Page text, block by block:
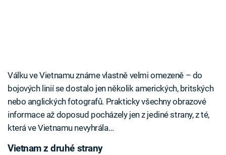
Válku ve Vietnamu známe vlastně velmi omezeně – do
bojových linií se dostalo jen několik amerických, britských
nebo anglických fotografů. Prakticky všechny obrazové
informace až doposud pocházely jen z jediné strany, z té,
která ve Vietnamu nevyhrála…
Vietnam z druhé strany